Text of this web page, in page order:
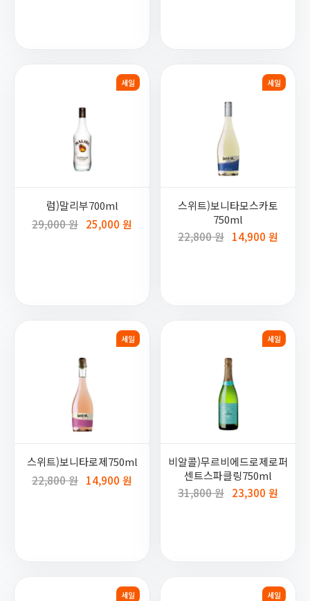
세일
럼)말리부700ml
29,000 원 25,000 원
세일
스위트)보니타모스카토
750ml
22,800 원 14,900 원
세일
스위트)보니타로제750ml
22,800 원 14,900 원
세일
비알콜)무르비에드로제로퍼
센트스파클링750ml
31,800 원 23,300 원
세일 세일